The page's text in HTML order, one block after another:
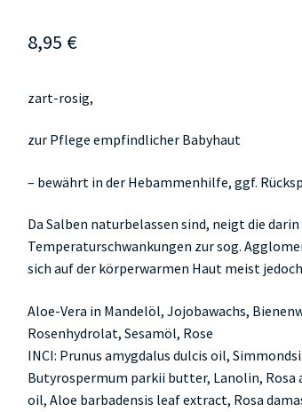
8,95 €
zart-rosig,
zur Pflege empfindlicher Babyhaut
– bewährt in der Hebammenhilfe, ggf.
Da Salben naturbelassen sind, neigt die
Temperaturschwankungen zur sog.
sich auf der körperwarmen Haut meist
Aloe-Vera in Mandelöl, Jojobawachs,
Rosenhydrolat, Sesamöl, Rose
INCI: Prunus amygdalus dulcis oil,
Butyrospermum parkii butter, Lanolin, Rosa
oil, Aloe barbadensis leaf extract, Rosa